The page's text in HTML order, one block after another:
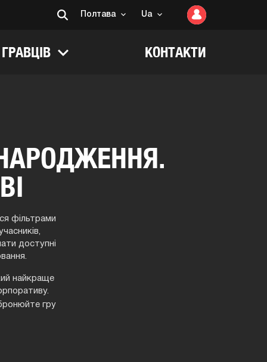
Пoлтaва Ua
КОНТАКТИ
фільтрами
доступні
найкраще
гру